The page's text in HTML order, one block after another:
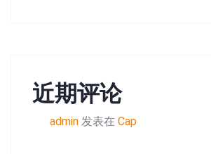
近期评论
admin 发表在 Cap